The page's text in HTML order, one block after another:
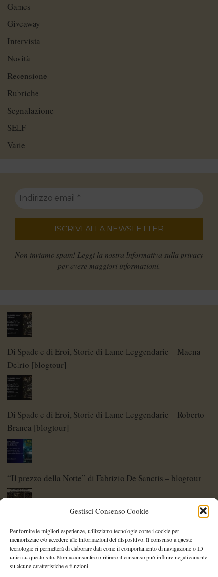
Gestisci Consenso Cookie
Per fornire le migliori esperienze, utilizziamo tecnologie come i cookie per
memorizzare e/o accedere alle informazioni del dispositivo. Il consenso a queste
tecnologie ci permetterà di elaborare dati come il comportamento di navigazione o ID
unici su questo sito. Non acconsentire o ritirare il consenso può influire negativamente
su alcune caratteristiche e funzioni.
Games
Giveaway
Intervista
Novità
Recensione
Rubriche
Segnalazione
SELF
Varie
Non inviamo spam! Leggi la nostra Informativa sulla privacy
per avere maggiori informazioni.
Di Spade e di Eroi, Storie di Lame Leggendarie – Maena
Delrio [blogtour]
Di Spade e di Eroi, Storie di Lame Leggendarie – Roberto
Branca [blogtour]
“Il prezzo della Notte” di Fabrizio De Sanctis – blogtour
Di Spade e di Eroi – Storie di Lame Leggendarie